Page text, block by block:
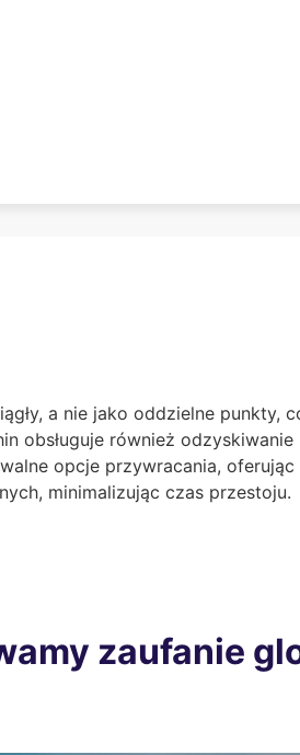
a nie jako oddzielne punkty,
obsługuje również
opcje przywracania,
minimalizując czas przestoju.
zaufanie